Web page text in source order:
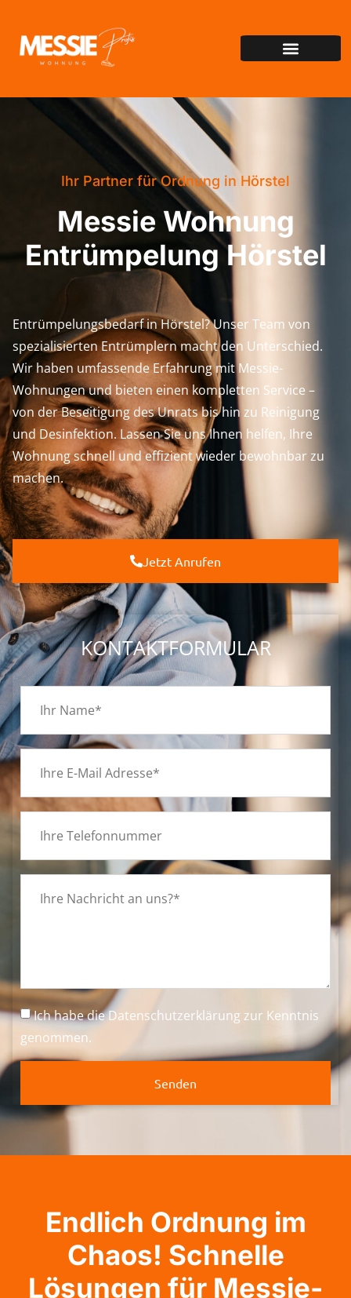
Ihr Partner für Ordnung in Hörstel
Messie Wohnung
Entrümpelung Hörstel
Entrümpelungsbedarf in Hörstel? Unser Team von
spezialisierten Entrümplern macht den Unterschied.
Wir haben umfassende Erfahrung mit Messie-
Wohnungen und bieten einen kompletten Service –
von der Beseitigung des Unrats bis hin zu Reinigung
und Desinfektion. Lassen Sie uns Ihnen helfen, Ihre
Wohnung schnell und effizient wieder bewohnbar zu
machen.
Jetzt Anrufen
KONTAKTFORMULAR
Ich habe dieDatenschutzerklärung zur Kenntnis
genommen.
Senden
Endlich Ordnung im
Chaos! Schnelle
Lösungen für Messie-